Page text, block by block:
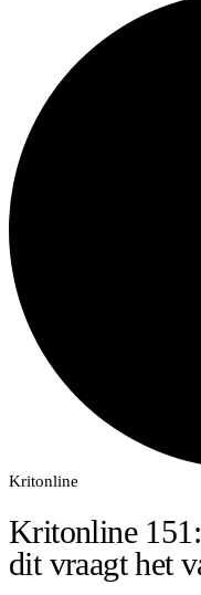
Kritonline
Kritonline
dit vraagt het